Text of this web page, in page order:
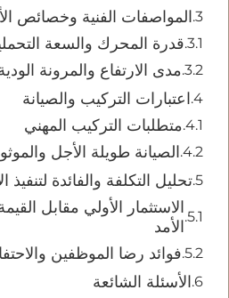
المواصفات الفنية وخصائص
قدرة المحرك والسعة
مدى الارتفاع والمرونة
اعتبارات التركيب والصيانة
متطلبات التركيب المهني
الصيانة طويلة الأجل
تحليل التكلفة والفائدة لتنفيذ
الاستثمار الأولي مقابل
الأمد
فوائد رضا الموظفين
الأسئلة الشائعة